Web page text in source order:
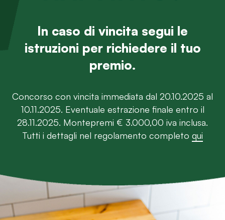
In caso di vincita segui le
istruzioni per richiedere il tuo
premio.
Concorso con vincita immediata dal 20.10.2025 al
10.11.2025. Eventuale estrazione finale entro il
28.11.2025. Montepremi € 3.000,00 iva inclusa.
Tutti i dettagli nel regolamento completo qui